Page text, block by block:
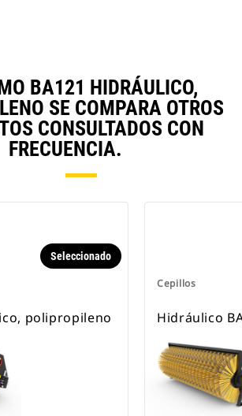
BA121 HIDRÁULICO,
SE COMPARA OTROS
CONSULTADOS CON
FRECUENCIA.
Seleccionado
polipropileno
Cepillos
Hidráulico